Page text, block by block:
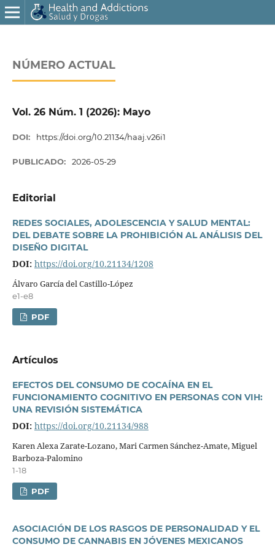
NÚMERO ACTUAL
Vol. 26 Núm. 1 (2026): Mayo
DOI: https://doi.org/10.21134/haaj.v26i1
PUBLICADO: 2026-05-29
Editorial
REDES SOCIALES, ADOLESCENCIA Y SALUD MENTAL:
DEL DEBATE SOBRE LA PROHIBICIÓN AL ANÁLISIS DEL
DISEÑO DIGITAL
DOI: https://doi.org/10.21134/1208
Álvaro Garcí­a del Castillo-López
e1-e8
PDF
Artí­culos
EFECTOS DEL CONSUMO DE COCAÍNA EN EL
FUNCIONAMIENTO COGNITIVO EN PERSONAS CON VIH:
UNA REVISIÓN SISTEMÁTICA
DOI: https://doi.org/10.21134/988
Karen Alexa Zarate-Lozano, Mari Carmen Sánchez-Amate, Miguel
Barboza-Palomino
1-18
PDF
ASOCIACIÓN DE LOS RASGOS DE PERSONALIDAD Y EL
CONSUMO DE CANNABIS EN JÓVENES MEXICANOS